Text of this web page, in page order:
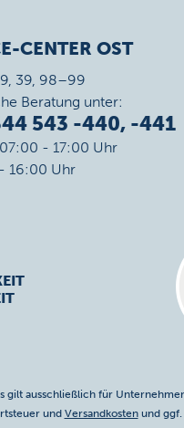
CENTER OST
39, 98–99
Beratung unter:
543 -440, -441
- 17:00 Uhr
16:00 Uhr
gilt ausschließlich für
und Versandkostenund ggf.